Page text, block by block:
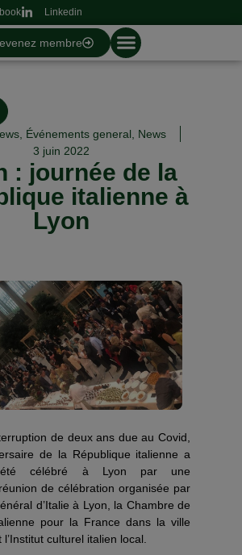
Linkedin
membre
, Événements general
News
3 juin 2022
: journée de la
italienne à
Lyon
de deux ans due au Covid,
de la République italienne a
été célébré à Lyon par une
de célébration organisée par
d’Italie à Lyon, la Chambre de
pour la France dans la ville
culturel italien local.